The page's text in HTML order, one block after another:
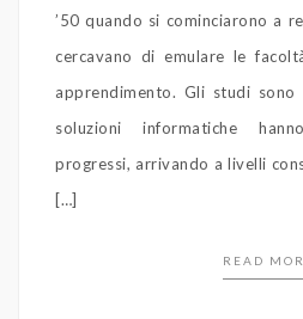
’50 quando si cominciarono a
cercavano di emulare le
apprendimento. Gli studi
soluzioni informatiche
progressi, arrivando a livelli
[…]
READ